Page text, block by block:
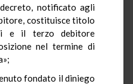
notificato agli
costituisce titolo
e il terzo debitore
nel termine di
fondato il diniego